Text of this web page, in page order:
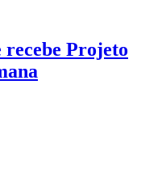
Projeto